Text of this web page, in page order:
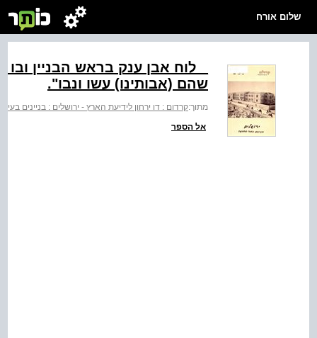
שלום אורח
_ לוח אבן ענק בראש הבניין
שהם (אבותינו) עשו ‭."ובנו‬
מתוך:קרדום : דו ירחון לידיעת הארץ - ירושלים : בניינים
אל הספר